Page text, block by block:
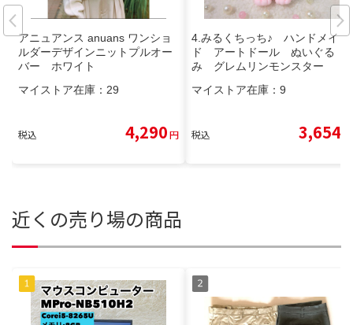
アニュアンス anuans ワンショ
ルダーデザインニットプルオー
バー ホワイト
マイストア在庫： 29
税込 4,290円
4.みるくちっち♪ ハンドメイ
ド アートドール ぬいぐる
み グレムリンモンスター
マイストア在庫： 9
税込 3,654
近くの売り場の商品